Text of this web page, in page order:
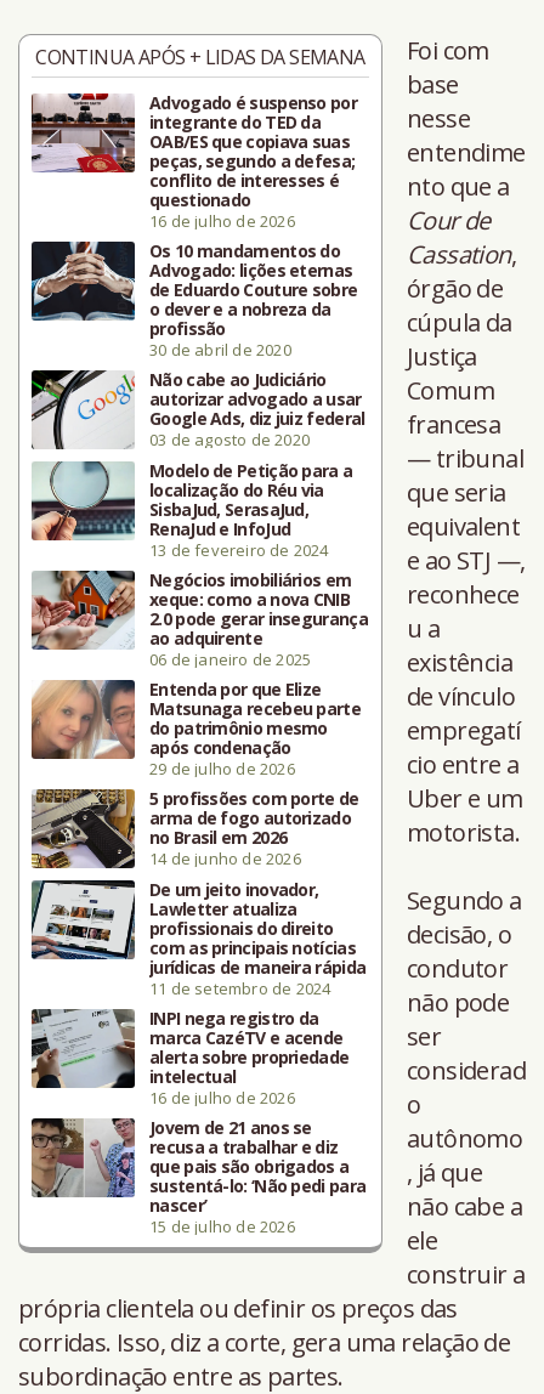
CONTINUA APÓS + LIDAS DA SEMANA
Advogado é suspenso por
integrante do TED da
OAB/ES que copiava suas
peças, segundo a defesa;
conflito de interesses é
questionado
16 de julho de 2026
Os 10 mandamentos do
Advogado: lições eternas
de Eduardo Couture sobre
o dever e a nobreza da
profissão
30 de abril de 2020
Não cabe ao Judiciário
autorizar advogado a usar
Google Ads, diz juiz federal
03 de agosto de 2020
Modelo de Petição para a
localização do Réu via
SisbaJud, SerasaJud,
RenaJud e InfoJud
13 de fevereiro de 2024
Negócios imobiliários em
xeque: como a nova CNIB
2.0 pode gerar insegurança
ao adquirente
06 de janeiro de 2025
Entenda por que Elize
Matsunaga recebeu parte
do patrimônio mesmo
após condenação
29 de julho de 2026
5 profissões com porte de
arma de fogo autorizado
no Brasil em 2026
14 de junho de 2026
De um jeito inovador,
Lawletter atualiza
profissionais do direito
com as principais notícias
jurídicas de maneira rápida
11 de setembro de 2024
INPI nega registro da
marca CazéTV e acende
alerta sobre propriedade
intelectual
16 de julho de 2026
Jovem de 21 anos se
recusa a trabalhar e diz
que pais são obrigados a
sustentá-lo: ‘Não pedi para
nascer’
15 de julho de 2026
Foi com
base
nesse
entendime
nto que a
Cour de
Cassation,
órgão de
cúpula da
Justiça
Comum
francesa
— tribunal
que seria
equivalent
e ao STJ —,
reconhece
u a
existência
de vínculo
empregatí
cio entre a
Uber e um
motorista.
Segundo a
decisão, o
condutor
não pode
ser
considerad
o
autônomo
, já que
não cabe a
ele
construir a
própria clientela ou definir os preços das
corridas. Isso, diz a corte, gera uma relação de
subordinação entre as partes.